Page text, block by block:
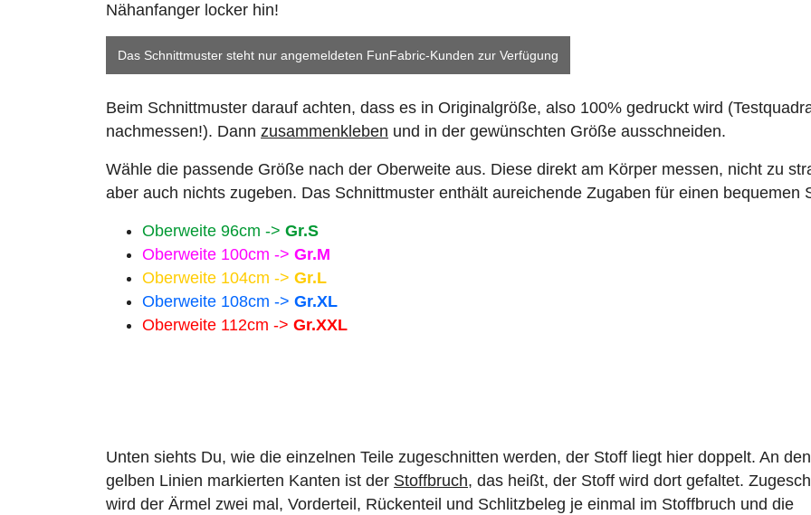
Nähanfanger locker hin!
Das Schnittmuster steht nur angemeldeten FunFabric-Kunden zur Verfügung
Beim Schnittmuster darauf achten, dass es in Originalgröße, also 100% gedruckt wird
nachmessen!). Dann zusammenkleben und in der gewünschten Größe ausschneiden.
Wähle die passende Größe nach der Oberweite aus. Diese direkt am Körper messen, nicht zu
aber auch nichts zugeben. Das Schnittmuster enthält aureichende Zugaben für einen bequemen
Oberweite 96cm -> Gr.S
Oberweite 100cm -> Gr.M
Oberweite 104cm -> Gr.L
Oberweite 108cm -> Gr.XL
Oberweite 112cm -> Gr.XXL
Unten siehts Du, wie die einzelnen Teile zugeschnitten werden, der Stoff liegt hier doppelt. An
gelben Linien markierten Kanten ist der Stoffbruch, das heißt, der Stoff wird dort gefaltet.
wird der Ärmel zwei mal, Vorderteil, Rückenteil und Schlitzbeleg je einmal im Stoffbruch und die